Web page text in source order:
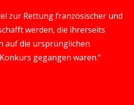
zur Rettung französischer und
werden, die ihrerseits
auf die ursprünglichen
gegangen waren.“